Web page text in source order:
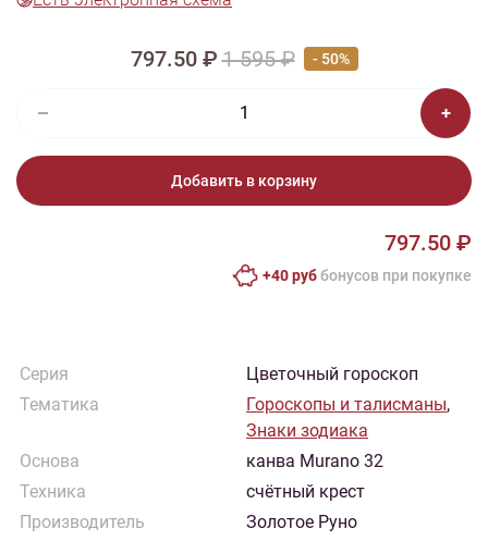
797.50 ₽1 595 ₽ - 50%
Добавить в корзину
797.50 ₽
+40 руббонусов при покупке
Серия
Цветочный гороскоп
Тематика
Гороскопы и талисманы,
Знаки зодиака
Основа
канва Murano 32
Техника
счётный крест
Производитель
Золотое Руно